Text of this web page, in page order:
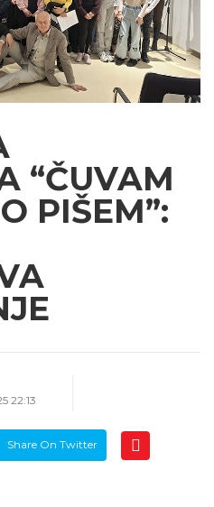
“ČUVAM
PIŠEM”:
22:13
Share On Twitter